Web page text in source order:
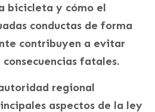
bicicleta y cómo el
conductas de forma
contribuyen a evitar
fatales.
regional
aspectos de la ley